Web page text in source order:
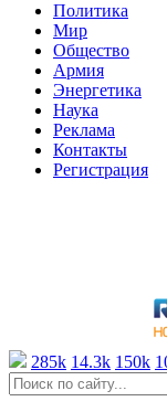
Политика
Мир
Общество
Армия
Энергетика
Наука
Реклама
Контакты
Регистрация
285k 14.3k 150k